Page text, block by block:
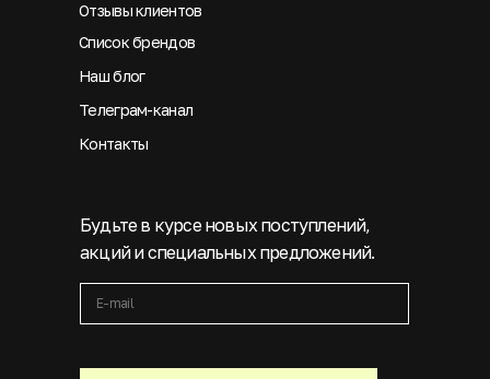
Будьте в курсе новых поступлений,
акций и специальных предложений.
Отзывы клиентов
Список брендов
Наш блог
Телеграм-канал
Контакты